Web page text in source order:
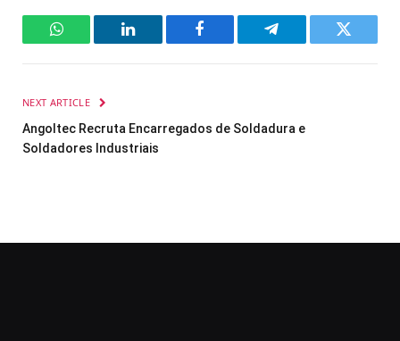
WhatsAppLinkedIn Facebook Telegram Twitter
NEXT ARTICLE
Angoltec Recruta Encarregados de Soldadura e
Soldadores Industriais